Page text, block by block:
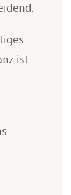
ist